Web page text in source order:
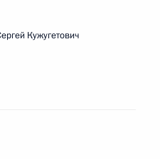
Кужугетович